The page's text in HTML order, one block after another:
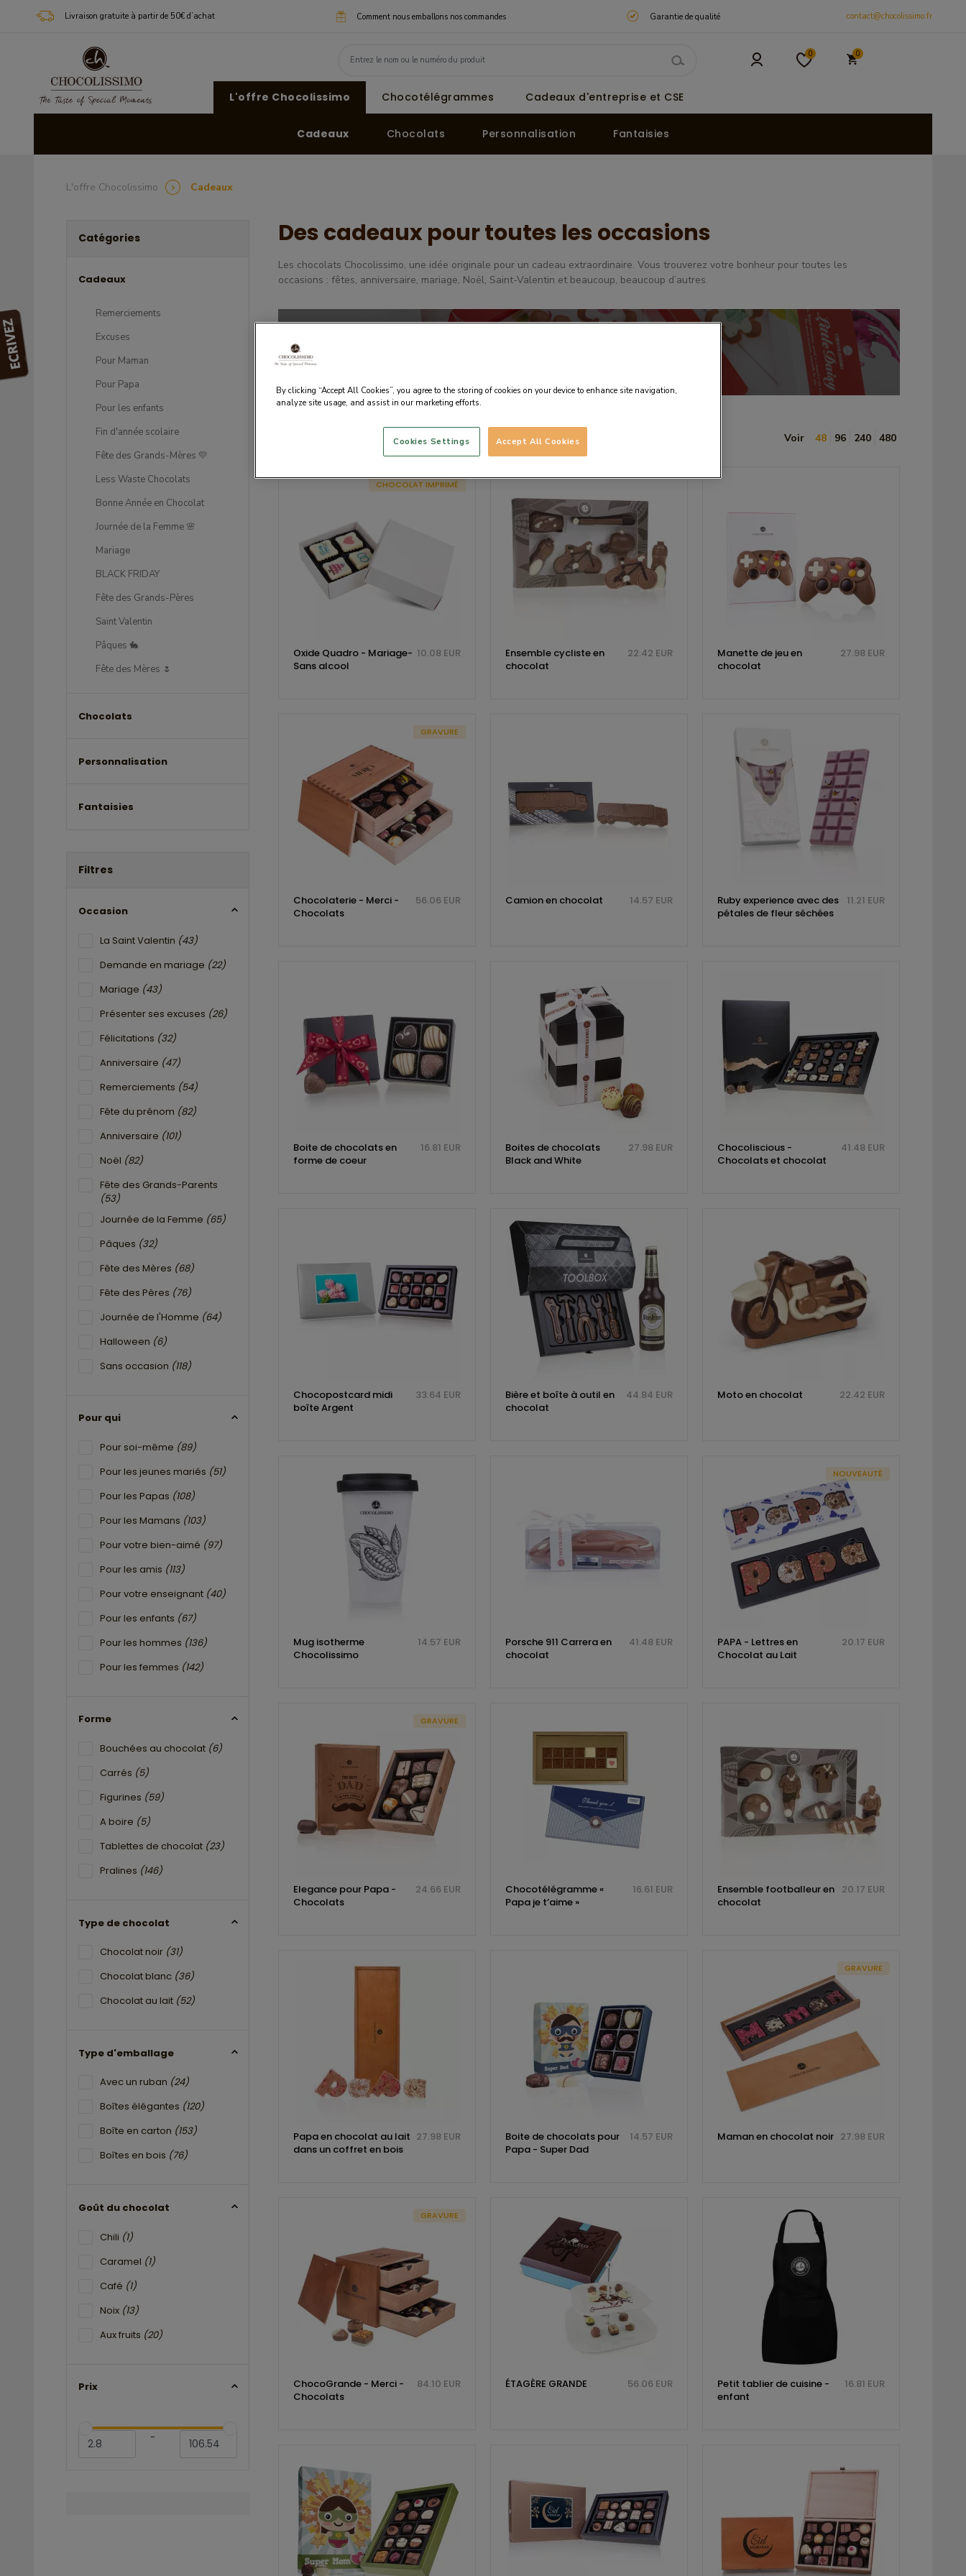
Livraison gratuite à partir de 50€ d’achat Comment nous emballons nos commandes Garantie de qualité contact@chocolissimo.fr
0 0
L'offre Chocolissimo Chocotélégrammes Cadeaux d'entreprise et CSE
Cadeaux Chocolats Personnalisation Fantaisies
L'offre Chocolissimo Cadeaux
Catégories
Cadeaux
Remerciements
Excuses
Pour Maman
Pour Papa
Pour les enfants
Fin d'année scolaire
Fête des Grands-Mères 💛
Less Waste Chocolats
Bonne Année en Chocolat
Journée de la Femme 🌸
Mariage
BLACK FRIDAY
Fête des Grands-Pères
Saint Valentin
Pâques 🐇
Fête des Mères 🌷
Chocolats
Personnalisation
Fantaisies
Filtres
Occasion
La Saint Valentin (43)
Demande en mariage (22)
Mariage (43)
Présenter ses excuses (26)
Félicitations (32)
Anniversaire (47)
Remerciements (54)
Fête du prénom (82)
Anniversaire (101)
Noël (82)
Fête des Grands-Parents
(53)
Journée de la Femme (65)
Pâques (32)
Fête des Mères (68)
Fête des Pères (76)
Journée de l'Homme (64)
Halloween (6)
Sans occasion (118)
Pour qui
Pour soi-même (89)
Pour les jeunes mariés (51)
Pour les Papas (108)
Pour les Mamans (103)
Pour votre bien-aimé (97)
Pour les amis (113)
Pour votre enseignant (40)
Pour les enfants (67)
Pour les hommes (136)
Pour les femmes (142)
Forme
Bouchées au chocolat (6)
Carrés (5)
Figurines (59)
A boire (5)
Tablettes de chocolat (23)
Pralines (146)
Type de chocolat
Chocolat noir (31)
Chocolat blanc (36)
Chocolat au lait (52)
Type d'emballage
Avec un ruban (24)
Boîtes élégantes (120)
Boîte en carton (153)
Boîtes en bois (76)
Goût du chocolat
Chili (1)
Caramel (1)
Café (1)
Noix (13)
Aux fruits (20)
Prix
-
Des cadeaux pour toutes les occasions
Les chocolats Chocolissimo, une idée originale pour un cadeau extraordinaire. Vous trouverez votre bonheur pour toutes les
occasions : fêtes, anniversaire, mariage, Noël, Saint-Valentin et beaucoup, beaucoup d’autres.
Cadeaux
Voir 48 96 240 480
CHOCOLAT IMPRIMÉ
Oxide Quadro - Mariage-
Sans alcool
10.08 EUR
Ensemble cycliste en
chocolat
22.42 EUR
Manette de jeu en
chocolat
27.98 EUR
GRAVURE
Chocolaterie - Merci -
Chocolats
56.06 EUR Camion en chocolat 14.57 EUR
Ruby experience avec des
pétales de fleur séchées
11.21 EUR
Boite de chocolats en
forme de coeur
16.81 EUR
Boites de chocolats
Black and White
27.98 EUR
Chocoliscious -
Chocolats et chocolat
41.48 EUR
Chocopostcard midi
boîte Argent
33.64 EUR
Bière et boîte à outil en
chocolat
44.84 EUR Moto en chocolat 22.42 EUR
Mug isotherme
Chocolissimo
14.57 EUR
Porsche 911 Carrera en
chocolat
41.48 EUR
NOUVEAUTÉ
PAPA - Lettres en
Chocolat au Lait
20.17 EUR
GRAVURE
Elegance pour Papa -
Chocolats
24.66 EUR
Chocotélégramme «
Papa je t’aime »
16.61 EUR
Ensemble footballeur en
chocolat
20.17 EUR
Papa en chocolat au lait
dans un coffret en bois
27.98 EUR
Boite de chocolats pour
Papa - Super Dad
14.57 EUR
GRAVURE
Maman en chocolat noir 27.98 EUR
GRAVURE
ChocoGrande - Merci -
Chocolats
84.10 EUR ÉTAGÈRE GRANDE 56.06 EUR
Petit tablier de cuisine -
enfant
16.81 EUR
By clicking “Accept All Cookies”, you agree to the storing of cookies on your device to enhance site navigation,
analyze site usage, and assist in our marketing efforts.
Accept All Cookies
Cookies Settings